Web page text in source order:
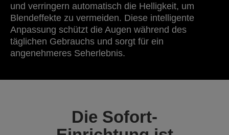
und verringern automatisch die Helligkeit, um
Blendeffekte zu vermeiden. Diese intelligente
Anpassung schützt die Augen während des
täglichen Gebrauchs und sorgt für ein
angenehmeres Seherlebnis.
Die Sofort-